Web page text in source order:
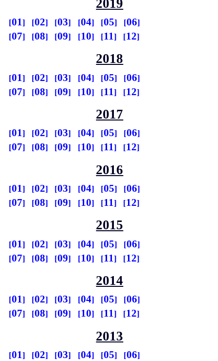
2019
01 02 03 04 05
06
07
08 09 10 11 12
2018
01 02 03 04 05
06
07
08 09 10 11 12
2017
01 02 03 04 05
06
07
08 09 10 11 12
2016
01 02 03 04 05
06
07
08 09 10 11 12
2015
01 02 03 04 05
06
07
08 09 10 11 12
2014
01 02 03 04 05
06
07
08 09 10 11 12
2013
01 02 03 04 05
06